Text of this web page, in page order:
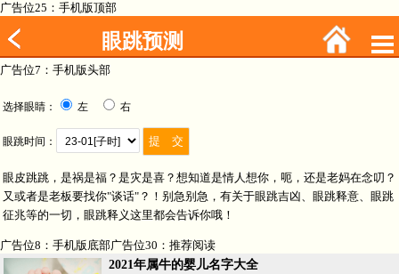
广告位25：手机版顶部
眼跳预测
广告位7：手机版头部
选择眼睛： 左 右
眼跳时间：
眼皮跳跳，是祸是福？是灾是喜？想知道是情人想你，呃，还是老妈在念叨？
又或者是老板要找你"谈话"？！别急别急，有关于眼跳吉凶、眼跳释意、眼跳
征兆等的一切，眼跳释义这里都会告诉你哦！
广告位8：手机版底部广告位30：推荐阅读
2021年属牛的婴儿名字大全